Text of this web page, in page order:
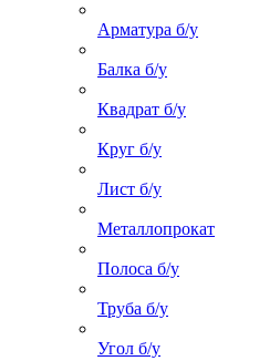
Арматура б/у
Балка б/у
Квадрат б/у
Круг б/у
Лист б/у
Металлопрокат
Полоса б/у
Труба б/у
Угол б/у